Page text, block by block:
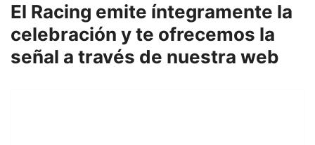
El Racing emite íntegramente la
celebración y te ofrecemos la
señal a través de nuestra web